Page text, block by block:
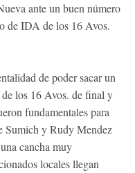
ante un buen número
de IDA de los 16 Avos.
de poder sacar un
los 16 Avos. de final y
fundamentales para
Sumich y Rudy Mendez
cancha muy
locales llegan